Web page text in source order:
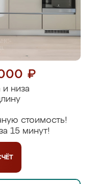
₽
низа
стоимость!
15 минут!